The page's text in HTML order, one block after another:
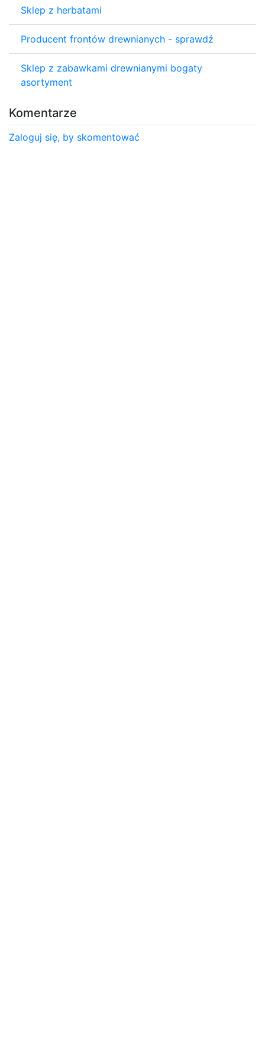
Sklep z herbatami
Producent frontów drewnianych - sprawdź
Sklep z zabawkami drewnianymi bogaty
asortyment
Komentarze
Zaloguj się, by skomentować